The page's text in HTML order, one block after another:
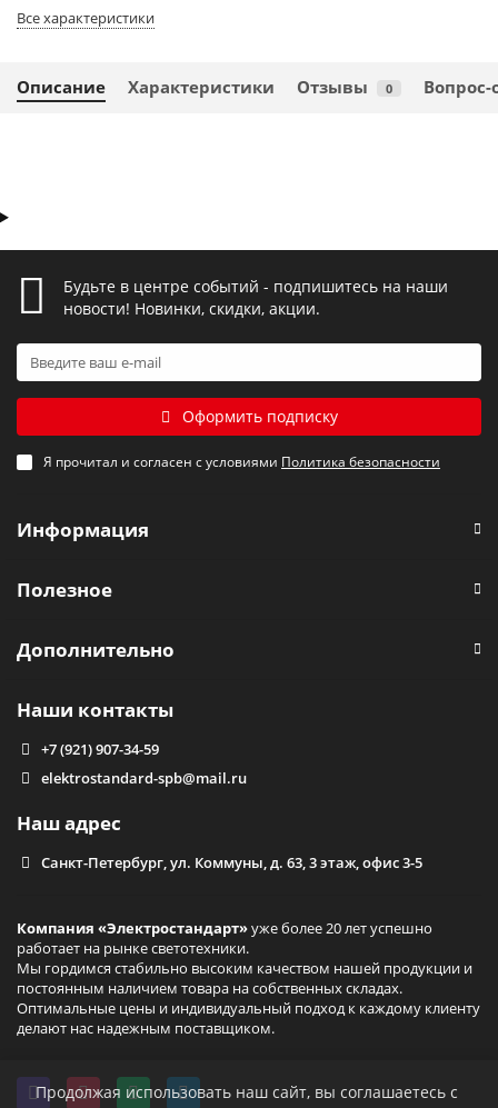
Все характеристики
Описание Характеристики Отзывы 0 Вопрос-
Будьте в центре событий - подпишитесь на наши
новости! Новинки, скидки, акции.
Оформить подписку
Я прочитал и согласен с условиями Политика безопасности
Информация
Полезное
Дополнительно
Наши контакты
+7 (921) 907-34-59
elektrostandard-spb@mail.ru
Наш адрес
Санкт-Петербург, ул. Коммуны, д. 63, 3 этаж, офис 3-5
Компания «Электростандарт»уже более 20 лет успешно
работает на рынке светотехники.
Мы гордимся стабильно высоким качеством нашей продукции и
постоянным наличием товара на собственных складах.
Оптимальные цены и индивидуальный подход к каждому клиенту
делают нас надежным поставщиком.
Продолжая использовать наш сайт, вы соглашаетесь с